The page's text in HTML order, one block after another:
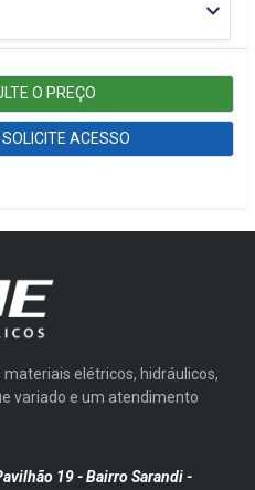
O PREÇO
ACESSO
elétricos, hidráulicos,
variado e um atendimento
19 - Bairro Sarandi-